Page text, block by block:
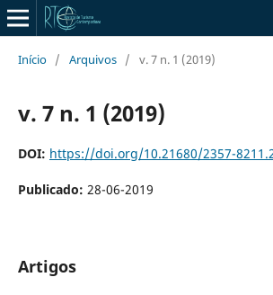
Início / Arquivos / v. 7 n. 1 (2019)
v. 7 n. 1 (2019)
DOI: https://doi.org/10.21680/2357-
Publicado: 28-06-2019
Artigos